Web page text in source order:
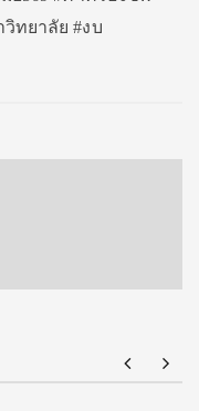
ทยาลัย #งบ